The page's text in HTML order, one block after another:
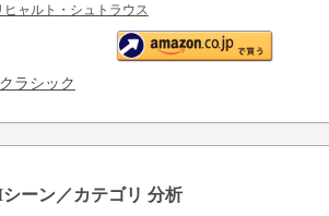
ヒャルト・シュトラウス
クラシック
ーン／カテゴリ 分析